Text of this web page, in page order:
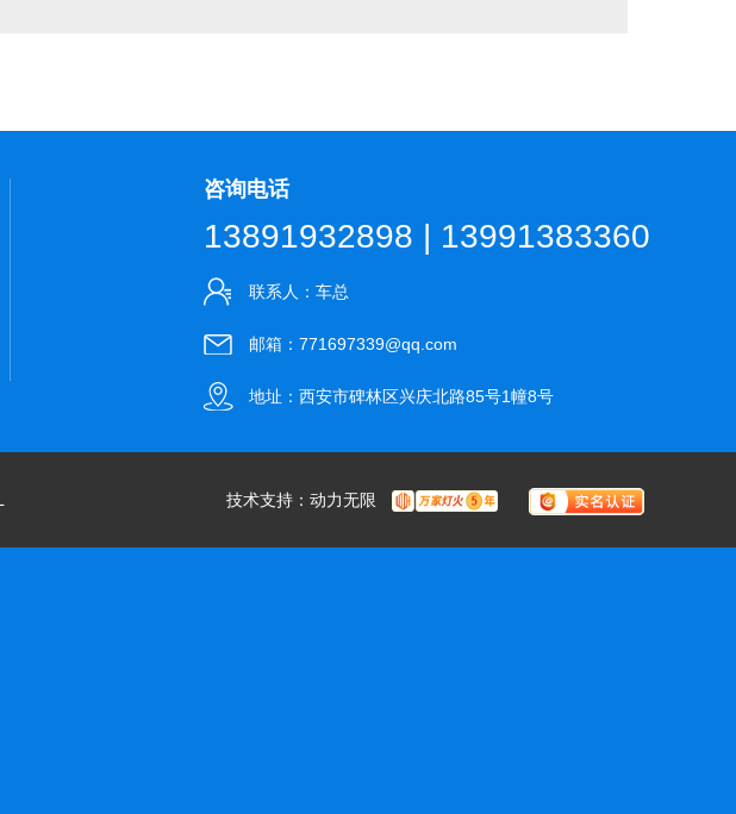
咨询电话
13891932898 | 13991383360
联系人：车总
邮箱：771697339@qq.com
地址：西安市碑林区兴庆北路85号1幢8号
技术支持： 动力无限